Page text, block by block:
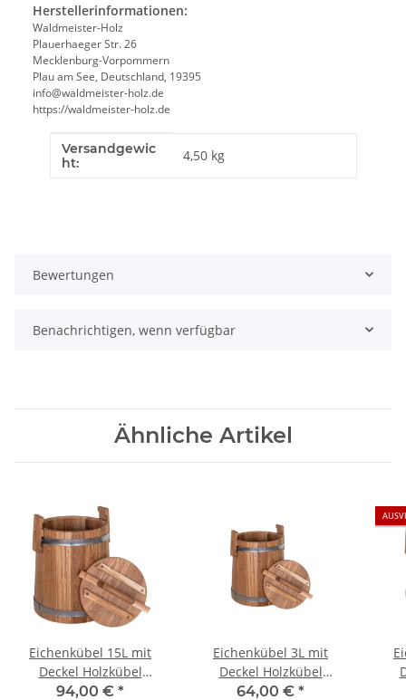
Herstellerinformationen:
Waldmeister-Holz
Plauerhaeger Str. 26
Mecklenburg-Vorpommern
Plau am See, Deutschland, 19395
info@waldmeister-holz.de
https://waldmeister-holz.de
Produkteigenschaft
Wert
Versandgewic
ht:
4,50 kg
Bewertungen
Benachrichtigen, wenn verfügbar
Ähnliche Artikel
Eichenkübel 15L mit
Deckel Holzkübel
Gurkenfass Einlegekübel
94,00 € *
Eichenkübel 3L mit
Deckel Holzkübel
Gurkenfass Einlegekübel
64,00 € *